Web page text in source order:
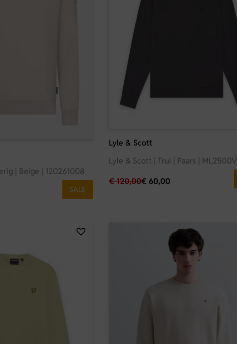
SALE
| Beige | 120261008
Lyle & Scott
Lyle & Scott | Trui | Paars | ML2500V
€120,00€ 60,00